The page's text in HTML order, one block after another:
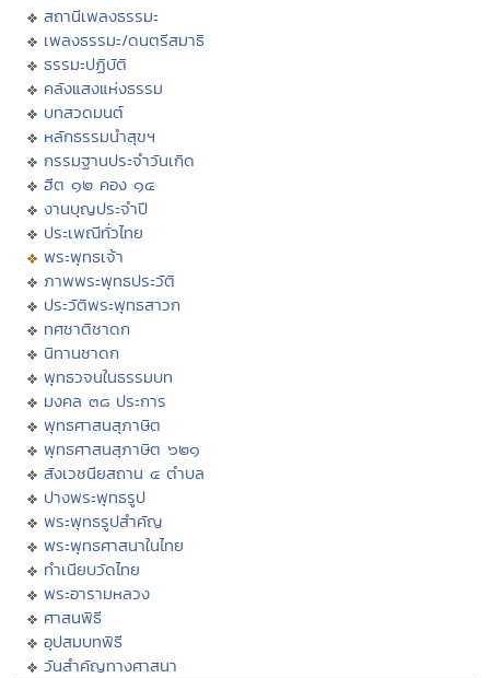
สถานีเพลงธรรมะ
เพลงธรรมะ/ดนตรีสมาธิ
ธรรมะปฏิบัติ
คลังแสงแห่งธรรม
บทสวดมนต์
หลักธรรมนำสุขฯ
กรรมฐานประจำวันเกิด
ฮีต ๑๒ คอง ๑๔
งานบุญประจำปี
ประเพณีทั่วไทย
พระพุทธเจ้า
ภาพพระพุทธประวัติ
ประวัติพระพุทธสาวก
ทศชาติชาดก
นิทานชาดก
พุทธวจนในธรรมบท
มงคล ๓๘ ประการ
พุทธศาสนสุภาษิต
พุทธศาสนสุภาษิต ๖๒๑
สังเวชนียสถาน ๔ ตำบล
ปางพระพุทธรูป
พระพุทธรูปสำคัญ
พระพุทธศาสนาในไทย
ทำเนียบวัดไทย
พระอารามหลวง
ศาสนพิธี
อุปสมบทพิธี
วันสำคัญทางศาสนา